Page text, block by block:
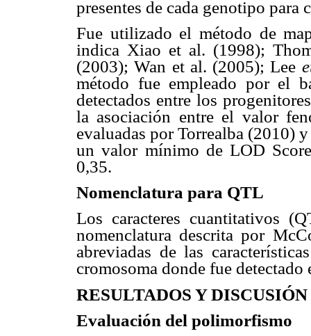
presentes de cada genotipo
Fue utilizado el método de
indica Xiao et al. (1998);
(2003); Wan et al. (2005); Lee
método fue empleado por el
detectados entre los
la asociación entre el valor
evaluadas por Torrealba (2010)
un valor mínimo de LOD
0,35.
Nomenclatura para QTL
Los caracteres cuantitativos
nomenclatura descrita por
abreviadas de las
cromosoma donde fue detectado
RESULTADOS Y DISCUSIÓN
Evaluación del polimorfismo